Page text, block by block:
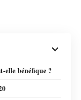
elle bénéfique ?